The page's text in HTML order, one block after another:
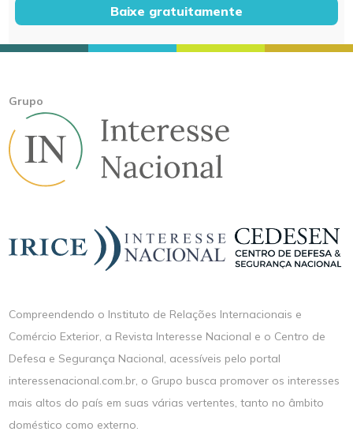
Baixe gratuitamente
Grupo
Compreendendo o Instituto de Relações Internacionais e
Comércio Exterior, a Revista Interesse Nacional e o Centro de
Defesa e Segurança Nacional, acessíveis pelo portal
interessenacional.com.br, o Grupo busca promover os interesses
mais altos do país em suas várias vertentes, tanto no âmbito
doméstico como externo.